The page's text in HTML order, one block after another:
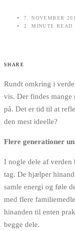
7. NOVEMBER
2 MINUTE READ
SHARE
Rundt omkring i
vis. Der findes mange
på. Det er tid til at
den mest ideelle?
Flere generationer
I nogle dele af verden
tag. De hjælper
samle energi og føle
med flere
hinanden til enten
begge dele.